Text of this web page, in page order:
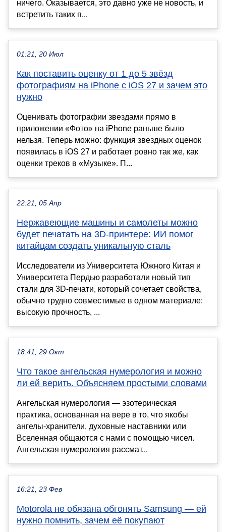
ничего. Оказывается, это давно уже не новость, и
встретить таких п...
01:21, 20 Июл
Как поставить оценку от 1 до 5 звёзд
фотографиям на iPhone с iOS 27 и зачем это
нужно
Оценивать фотографии звездами прямо в
приложении «Фото» на iPhone раньше было
нельзя. Теперь можно: функция звездных оценок
появилась в iOS 27 и работает ровно так же, как
оценки треков в «Музыке». П...
22:21, 05 Апр
Нержавеющие машины и самолеты можно
будет печатать на 3D-принтере: ИИ помог
китайцам создать уникальную сталь
Исследователи из Университета Южного Китая и
Университета Пердью разработали новый тип
стали для 3D-печати, который сочетает свойства,
обычно трудно совместимые в одном материале:
высокую прочность, ...
18:41, 29 Окт
Что такое ангельская нумерология и можно
ли ей верить. Объясняем простыми словами
Ангельская нумерология — эзотерическая
практика, основанная на вере в то, что якобы
ангелы-хранители, духовные наставники или
Вселенная общаются с нами с помощью чисел.
Ангельская нумерология рассмат...
16:21, 23 Фев
Motorola не обязана обгонять Samsung — ей
нужно помнить, зачем её покупают